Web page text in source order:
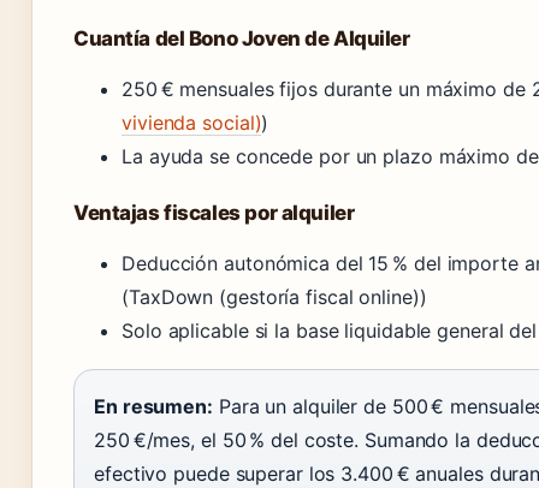
Cuantía del Bono Joven de Alquiler
250 € mensuales fijos durante un máximo de
vivienda social))
La ayuda se concede por un plazo máximo
Ventajas fiscales por alquiler
Deducción autonómica del 15 % del importe
(TaxDown (gestoría fiscal online))
Solo aplicable si la base liquidable general
En resumen: Para un alquiler de 500 €
250 €/mes, el 50 % del coste. Sumando la
efectivo puede superar los 3.400 € anuales